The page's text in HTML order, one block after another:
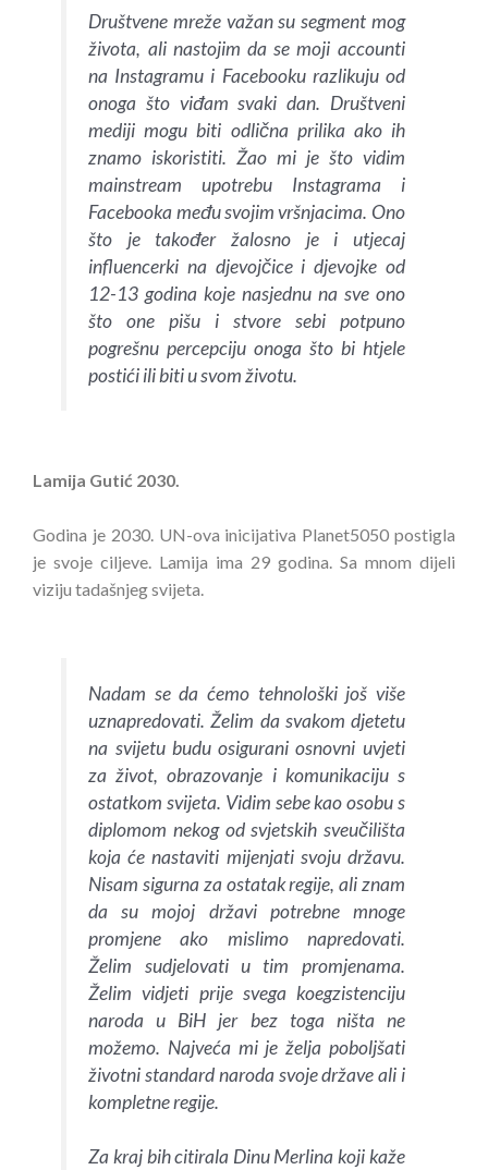
Društvene mreže važan su segment mog
života, ali nastojim da se moji accounti
na Instagramu i Facebooku razlikuju od
onoga što viđam svaki dan. Društveni
mediji mogu biti odlična prilika ako ih
znamo iskoristiti. Žao mi je što vidim
mainstream upotrebu Instagrama i
Facebooka među svojim vršnjacima. Ono
što je također žalosno je i utjecaj
influencerki na djevojčice i djevojke od
12-13 godina koje nasjednu na sve ono
što one pišu i stvore sebi potpuno
pogrešnu percepciju onoga što bi htjele
postići ili biti u svom životu.
Lamija Gutić 2030.
Godina je 2030. UN-ova inicijativa Planet5050 postigla
je svoje ciljeve. Lamija ima 29 godina. Sa mnom dijeli
viziju tadašnjeg svijeta.
Nadam se da ćemo tehnološki još više
uznapredovati. Želim da svakom djetetu
na svijetu budu osigurani osnovni uvjeti
za život, obrazovanje i komunikaciju s
ostatkom svijeta. Vidim sebe kao osobu s
diplomom nekog od svjetskih sveučilišta
koja će nastaviti mijenjati svoju državu.
Nisam sigurna za ostatak regije, ali znam
da su mojoj državi potrebne mnoge
promjene ako mislimo napredovati.
Želim sudjelovati u tim promjenama.
Želim vidjeti prije svega koegzistenciju
naroda u BiH jer bez toga ništa ne
možemo. Najveća mi je želja poboljšati
životni standard naroda svoje države ali i
kompletne regije.
Za kraj bih citirala Dinu Merlina koji kaže